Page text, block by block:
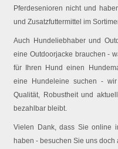
Pferdesenioren nicht und
und Zusatzfuttermittel im
Auch Hundeliebhaber und
eine Outdoorjacke brauchen -
für Ihren Hund einen
eine Hundeleine suchen -
Qualität, Robustheit und
bezahlbar bleibt.
Vielen Dank, dass Sie online
haben - besuchen Sie uns